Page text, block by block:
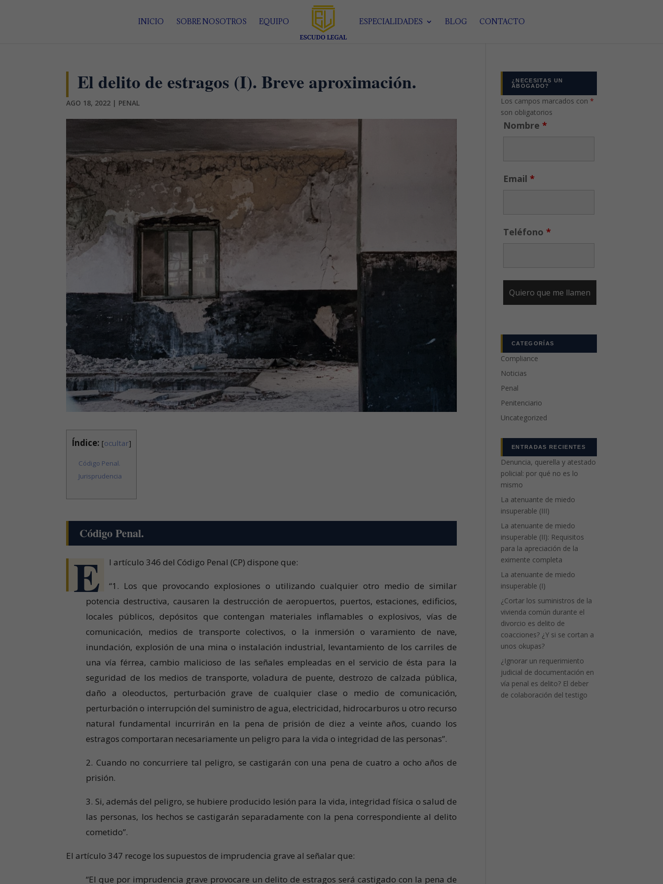
INICIO SOBRE NOSOTROS EQUIPO ESPECIALIDADES BLOG CONTACTO
El delito de estragos (I). Breve aproximación.
AGO 18, 2022 | PENAL
Índice: [ocultar]
Código Penal.
Jurisprudencia
Código Penal.
E l artículo 346 del Código Penal (CP) dispone que:
“1. Los que provocando explosiones o utilizando cualquier otro medio de similar
potencia destructiva, causaren la destrucción de aeropuertos, puertos, estaciones, edificios,
locales públicos, depósitos que contengan materiales inflamables o explosivos, vías de
comunicación, medios de transporte colectivos, o la inmersión o varamiento de nave,
inundación, explosión de una mina o instalación industrial, levantamiento de los carriles de
una vía férrea, cambio malicioso de las señales empleadas en el servicio de ésta para la
seguridad de los medios de transporte, voladura de puente, destrozo de calzada pública,
daño a oleoductos, perturbación grave de cualquier clase o medio de comunicación,
perturbación o interrupción del suministro de agua, electricidad, hidrocarburos u otro recurso
natural fundamental incurrirán en la pena de prisión de diez a veinte años, cuando los
estragos comportaran necesariamente un peligro para la vida o integridad de las personas”.
2. Cuando no concurriere tal peligro, se castigarán con una pena de cuatro a ocho años de
prisión.
3. Si, además del peligro, se hubiere producido lesión para la vida, integridad física o salud de
las personas, los hechos se castigarán separadamente con la pena correspondiente al delito
cometido”.
El artículo 347 recoge los supuestos de imprudencia grave al señalar que:
“El que por imprudencia grave provocare un delito de estragos será castigado con la pena de
¿NECESITAS UN
ABOGADO?
Los campos marcados con*
son obligatorios
Nombre*
Email*
Teléfono*
CATEGORÍAS
Compliance
Noticias
Penal
Penitenciario
Uncategorized
ENTRADAS RECIENTES
Denuncia, querella y atestado
policial: por qué no es lo
mismo
La atenuante de miedo
insuperable (III)
La atenuante de miedo
insuperable (II): Requisitos
para la apreciación de la
eximente completa
La atenuante de miedo
insuperable (I)
¿Cortar los suministros de la
vivienda común durante el
divorcio es delito de
coacciones? ¿Y si se cortan a
unos okupas?
¿Ignorar un requerimiento
judicial de documentación en
vía penal es delito? El deber
de colaboración del testigo